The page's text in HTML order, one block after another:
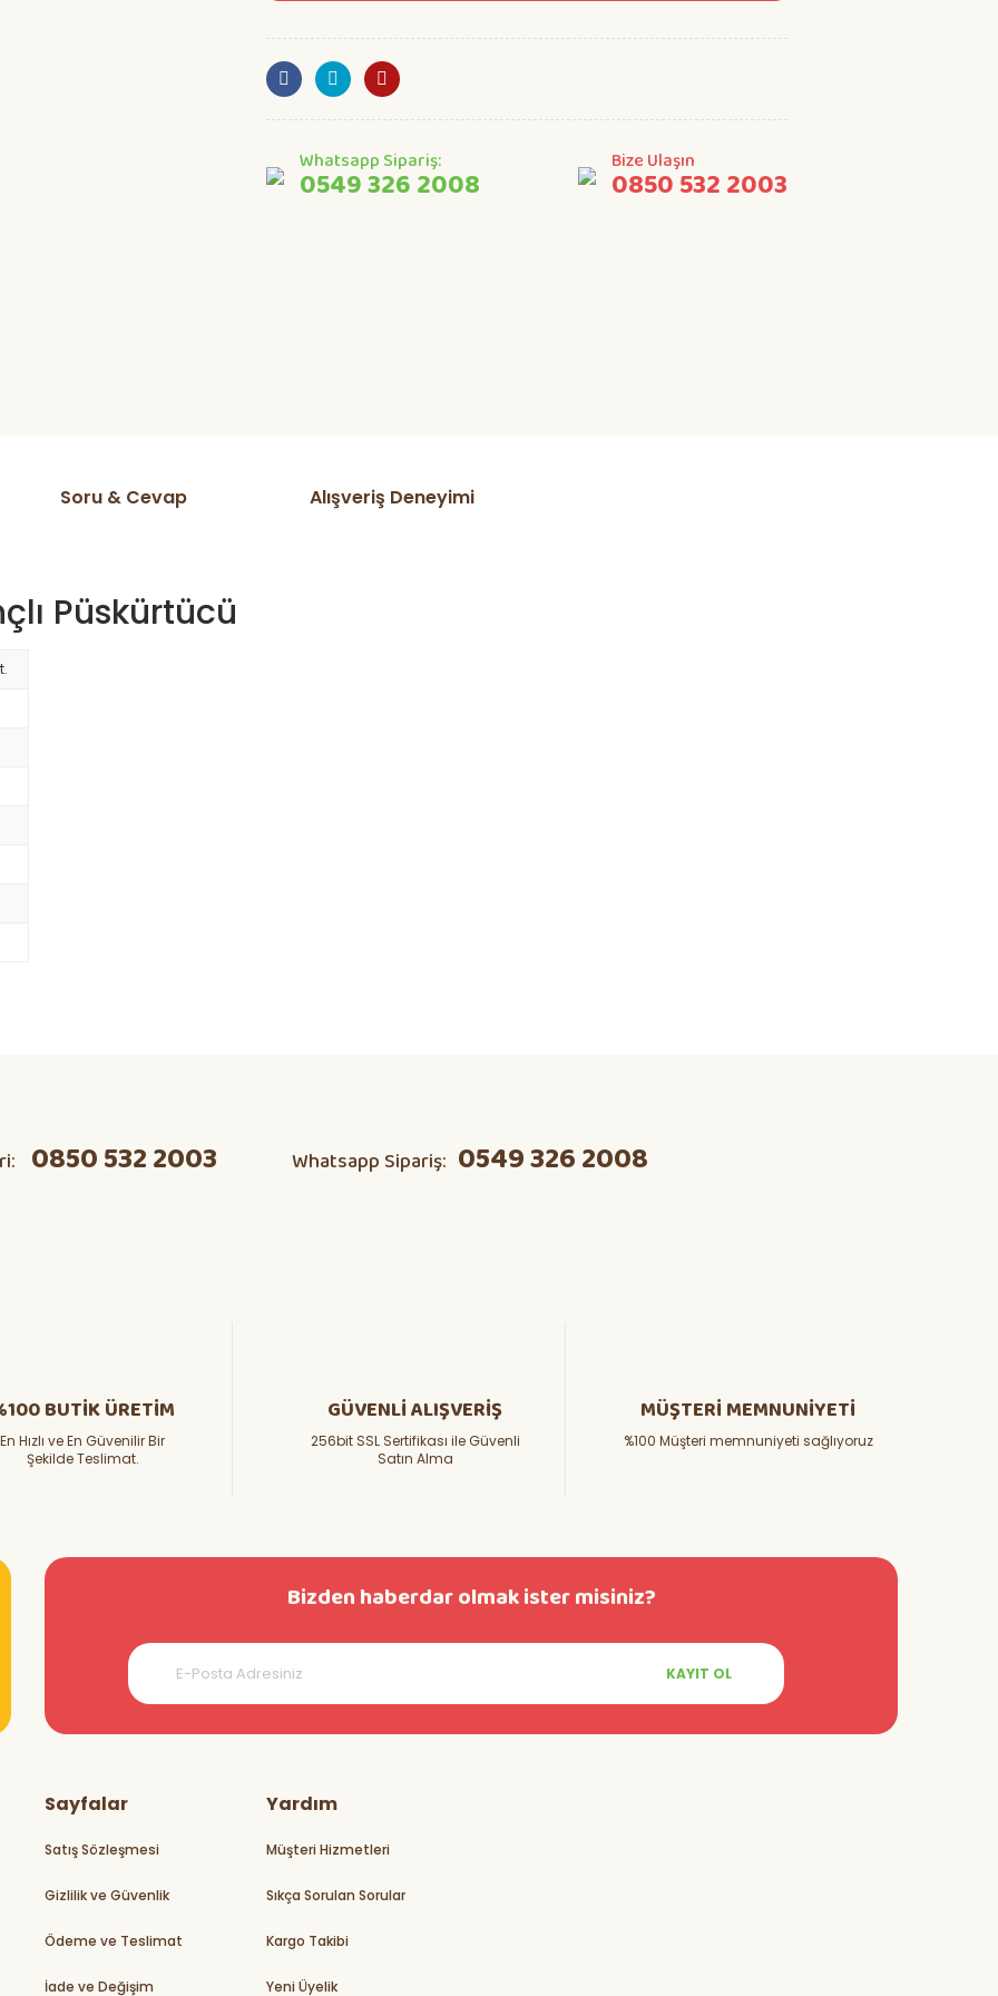
Whatsapp Sipariş:
0549 326 2008
Bize Ulaşın
0850 532 2003
Soru & Cevap Alışveriş Deneyimi
Püskürtücü
Yorum Yaz
0850 532 2003 Whatsapp Sipariş: 0549 326 2008
BUTİK ÜRETİM
En Hızlı ve En Güvenilir Bir
Şekilde Teslimat.
GÜVENLİ ALIŞVERİŞ
256bit SSL Sertifikası ile Güvenli
Satın Alma
MÜŞTERİ MEMNUNİYETİ
%100 Müşteri memnuniyeti sağlıyoruz
Bizden haberdar olmak ister misiniz?
KAYIT OL
Sayfalar
Satış Sözleşmesi
Gizlilik ve Güvenlik
Ödeme ve Teslimat
İade ve Değişim
Yardım
Müşteri Hizmetleri
Sıkça Sorulan Sorular
Kargo Takibi
Yeni Üyelik